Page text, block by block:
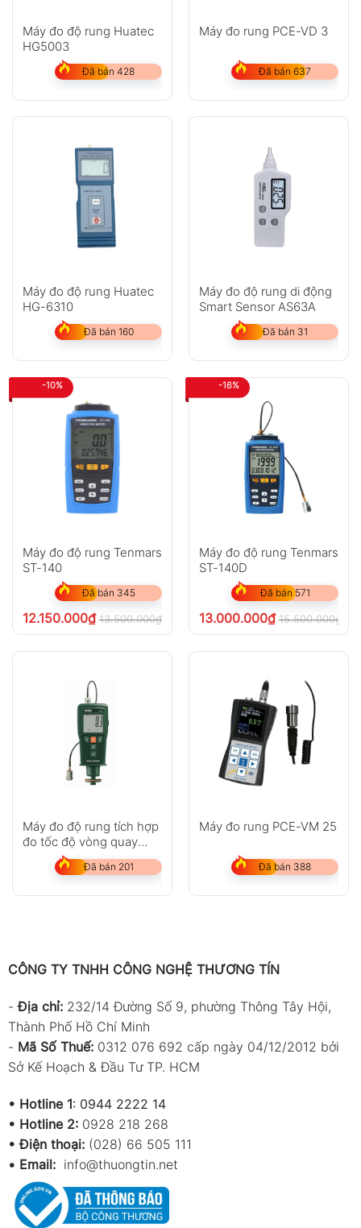
Máy đo độ rung Huatec
HG5003
Đã bán 428
Máy đo rung PCE-VD 3
Đã bán 637
Máy đo độ rung Huatec
HG-6310
Đã bán 160
Máy đo độ rung di động
Smart Sensor AS63A
Đã bán 31
-10%
Máy đo độ rung Tenmars
ST-140
Đã bán 345
12.150.000₫ 13.500.000₫ chưa VAT 8%
-16%
Máy đo độ rung Tenmars
ST-140D
Đã bán 571
13.000.000₫ 15.500.000₫
Máy đo độ rung tích hợp
đo tốc độ vòng quay
Extech 461880
Đã bán 201
Máy đo rung PCE-VM 25
Đã bán 388
CÔNG TY TNHH CÔNG NGHỆ THƯƠNG TÍN
-Địa chỉ: 232/14 Đường Số 9, phường Thông Tây Hội,
Thành Phố Hồ Chí Minh
- Mã Số Thuế: 0312 076 692 cấp ngày 04/12/2012 bởi
Sở Kế Hoạch & Đầu Tư TP. HCM
• Hotline 1: 0944 2222 14
• Hotline 2: 0928 218 268
• Điện thoại: (028) 66 505 111
• Email: info@thuongtin.net